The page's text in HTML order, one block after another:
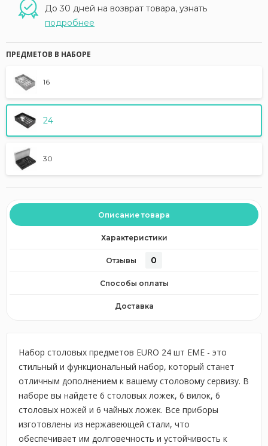
До 30 дней на возврат товара, узнать
подробнее
ПРЕДМЕТОВ В НАБОРЕ
16
24
30
Описание товара
Характеристики
Отзывы 0
Способы оплаты
Доставка
Набор столовых предметов EURO 24 шт EME - это
стильный и функциональный набор, который станет
отличным дополнением к вашему столовому сервизу. В
наборе вы найдете 6 столовых ложек, 6 вилок, 6
столовых ножей и 6 чайных ложек. Все приборы
изготовлены из нержавеющей стали, что
обеспечивает им долговечность и устойчивость к